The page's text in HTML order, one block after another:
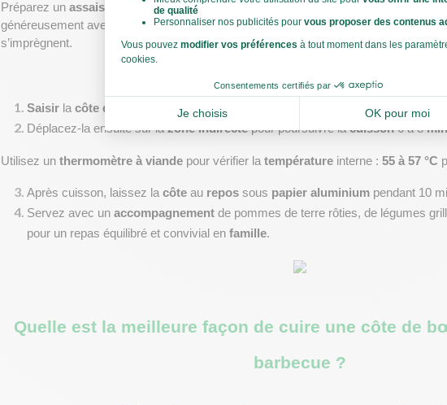
Préparez un assaisonnement maison : paprika
généreusement avec une
pince ou au doigt. Laissez reposer la côte 15 à 30
s’imprègnent.
Cuisson et contrôle de la température
Saisir la côte de bœuf 2 à 3 minutes zone directe.
Déplacez-la ensuite sur la zone indirecte pour poursuivre la cuisson 6 à 8
Utilisez un thermomètre à viande pour vérifier la température interne : 55 à 57 °C
Après cuisson, laissez la côte au repos sous papier aluminium pendant 10
Servez avec un accompagnement de pommes de terre rôties, de légumes
pour un repas équilibré et convivial en famille.
Quelle est la meilleure façon de cuire une côte de
barbecue ?